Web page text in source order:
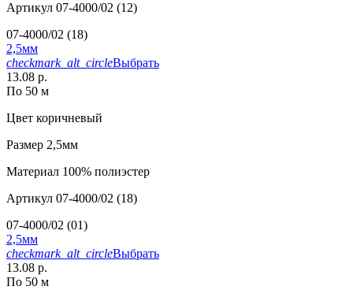
Артикул 07-4000/02 (12)
07-4000/02 (18)
2,5мм
checkmark_alt_circleВыбрать
13.08 р.
По 50 м
Цвет коричневый
Размер 2,5мм
Материал 100% полиэстер
Артикул 07-4000/02 (18)
07-4000/02 (01)
2,5мм
checkmark_alt_circleВыбрать
13.08 р.
По 50 м